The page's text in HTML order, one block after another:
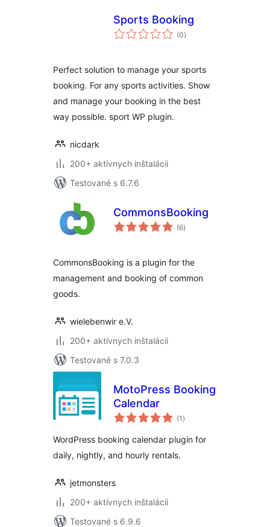
Sports Booking
(0celkové
hodnotenie
)
Perfect solution to manage your sports
booking. For any sports activities. Show
and manage your booking in the best
way possible. sport WP plugin.
nicdark
200+ aktívnych inštalácií
Testované s 6.7.6
CommonsBooking
(6celkové
hodnotenie
)
CommonsBooking is a plugin for the
management and booking of common
goods.
wielebenwir e.V.
200+ aktívnych inštalácií
Testované s 7.0.3
MotoPress Booking
Calendar
(1 celkové
hodnotenie
)
WordPress booking calendar plugin for
daily, nightly, and hourly rentals.
jetmonsters
200+ aktívnych inštalácií
Testované s 6.9.6